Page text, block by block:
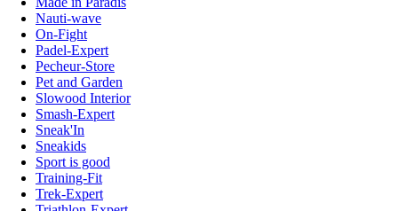
Nauti-wave
On-Fight
Padel-Expert
Pecheur-Store
Pet and Garden
Slowood Interior
Smash-Expert
Sneak'In
Sneakids
Sport is good
Training-Fit
Trek-Expert